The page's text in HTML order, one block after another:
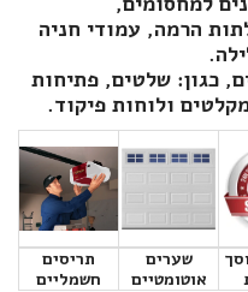
הרמה, עמודי חניה
כגון: שלטים, פתיחות
ולוחות פיקוד.
שערים
אוטומטיים
תריסים
חשמליים